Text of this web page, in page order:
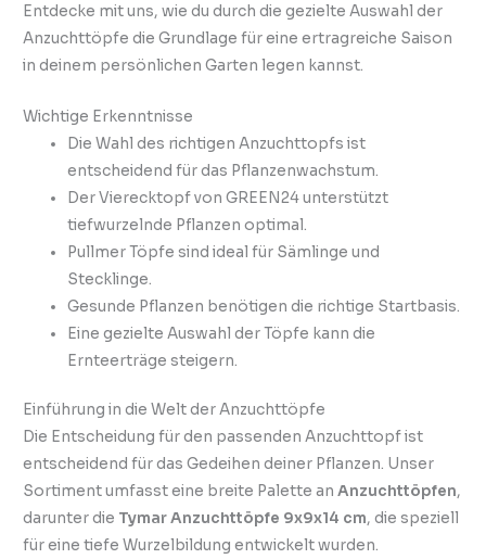
Entdecke mit uns, wie du durch die gezielte Auswahl der
Anzuchttöpfe die Grundlage für eine ertragreiche Saison
in deinem persönlichen Garten legen kannst.
Wichtige Erkenntnisse
Die Wahl des richtigen Anzuchttopfs ist
entscheidend für das Pflanzenwachstum.
Der Vierecktopf von GREEN24 unterstützt
tiefwurzelnde Pflanzen optimal.
Pullmer Töpfe sind ideal für Sämlinge und
Stecklinge.
Gesunde Pflanzen benötigen die richtige Startbasis.
Eine gezielte Auswahl der Töpfe kann die
Ernteerträge steigern.
Einführung in die Welt der Anzuchttöpfe
Die Entscheidung für den passenden Anzuchttopf ist
entscheidend für das Gedeihen deiner Pflanzen. Unser
Sortiment umfasst eine breite Palette anAnzuchttöpfen,
darunter die Tymar Anzuchttöpfe 9x9x14 cm, die speziell
für eine tiefe Wurzelbildung entwickelt wurden.